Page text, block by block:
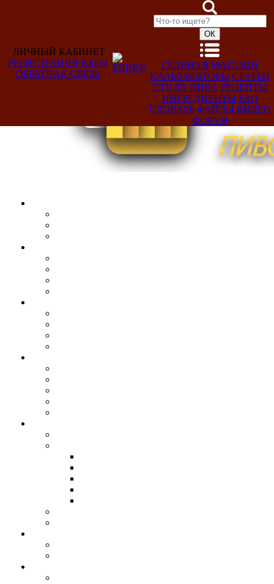
Добро
ЛИЧНЫЙ КАБИНЕТ
РЕГИСТРАЦИЯ ВХОД
ОБРАТНАЯ СВЯЗЬ
ГЛАВНАЯ МАГАЗИН
КАЛЬКУЛЯТОРЫ СТАТЬИ
СТИЛИ ПИВА РЕЦЕПТЫ
ИНГРЕДИЕНТЫ FAQ
СЛОВАРЬ ФАЙЛЫ ВИДЕО
ФОРУМ